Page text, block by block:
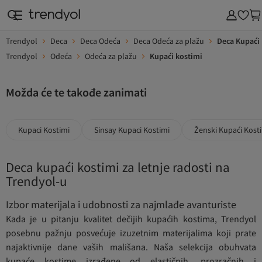
Trendyol Deca Deca Odeća Deca Odeća za plažu
Deca
Trendyol
Odeća Odeća za plažu Kupaći kostimi
Možda će te takođe zanimati
Kupaci Kostimi Sinsay Kupaci Kostimi Ženski Kupaći
Deca kupaći kostimi za letnje radosti na
Trendyol-u
Izbor materijala i udobnosti za najmlađe avanturiste
Kada je u pitanju kvalitet dečijih kupaćih kostima, Trendyol
posebnu pažnju posvećuje izuzetnim materijalima koji prate
najaktivnije dane vaših mališana. Naša selekcija obuhvata